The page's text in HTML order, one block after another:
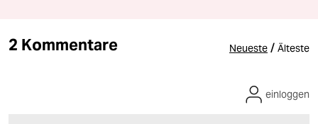
2 Kommentare Neueste / Älteste
einloggen